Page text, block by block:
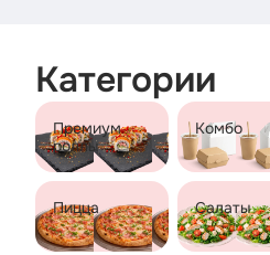
Категории
Премиум
роллы
Комбо
Пицца Салаты